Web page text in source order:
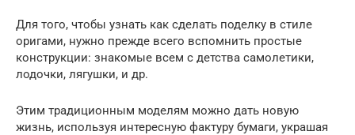
Для того, чтобы узнать как сделать поделку в стиле
оригами, нужно прежде всего вспомнить простые
конструкции: знакомые всем с детства самолетики,
лодочки, лягушки, и др.
Этим традиционным моделям можно дать новую
жизнь, используя интересную фактуру бумаги, украшая